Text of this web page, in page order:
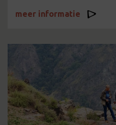
meer informatie